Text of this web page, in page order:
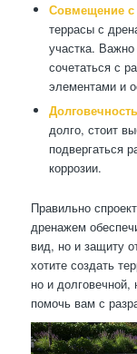
Совмещение
террасы с
участка.
сочетаться с
элементами и
долго, стоит
подвергаться
коррозии.
Правильно
дренажем
вид, но и защиту
хотите создать
но и
помочь вам с